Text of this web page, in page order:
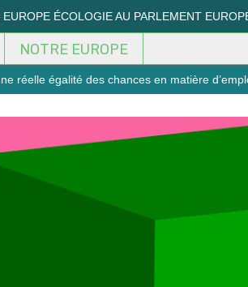
ÉCOLOGIE AU PARLEMENT
NOTRE EUROPE
réelle égalité des chances en matière